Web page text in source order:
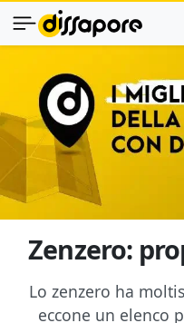
Zenzero:
Lo zenzero ha
eccone un elenco